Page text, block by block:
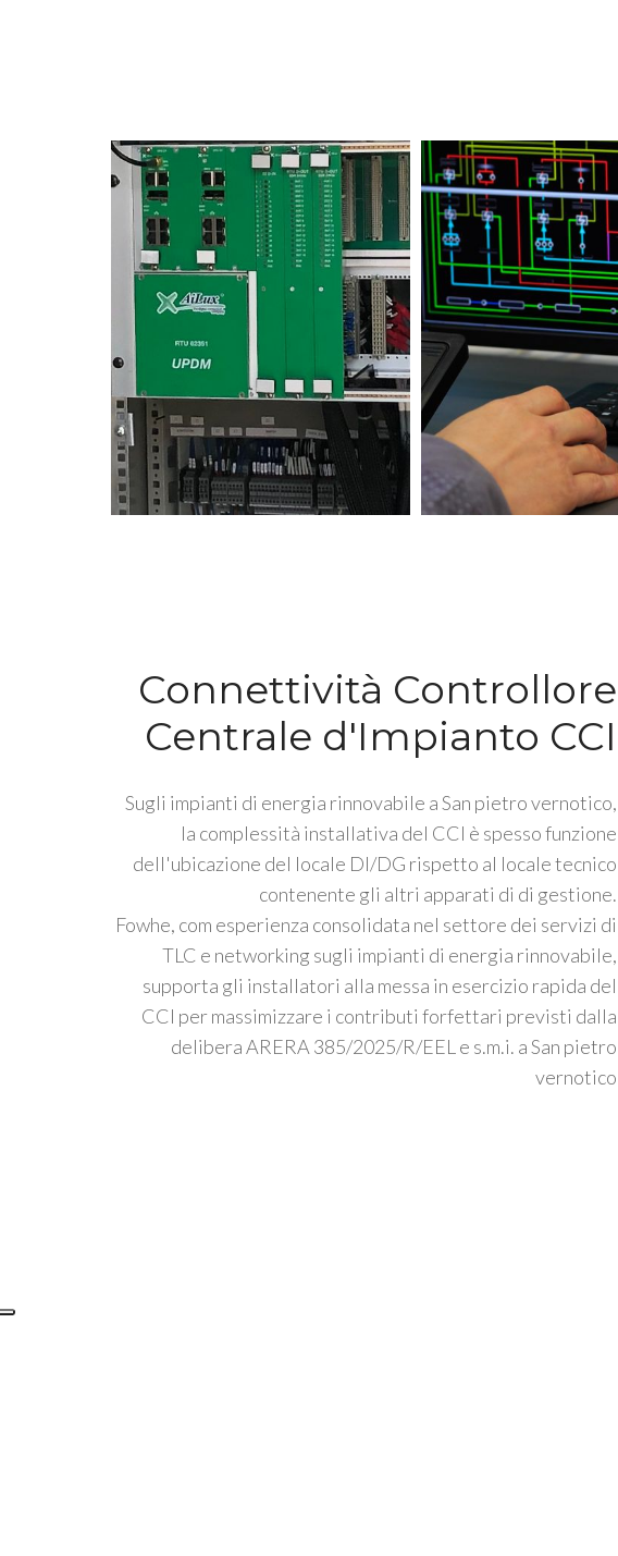
Connettività Controllore
Centrale d'Impianto CCI
Sugli impianti di energia rinnovabile a San pietro vernotico,
la complessità installativa del CCI è spesso funzione
dell'ubicazione del locale DI/DG rispetto al locale tecnico
contenente gli altri apparati di di gestione.
Fowhe, com esperienza consolidata nel settore dei servizi di
TLC e networking sugli impianti di energia rinnovabile,
supporta gli installatori alla messa in esercizio rapida del
CCI per massimizzare i contributi forfettari previsti dalla
delibera ARERA 385/2025/R/EEL e s.m.i. a San pietro
vernotico